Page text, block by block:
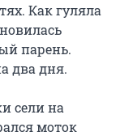
Как гуляла
парень.
два дня.
сели на
моток